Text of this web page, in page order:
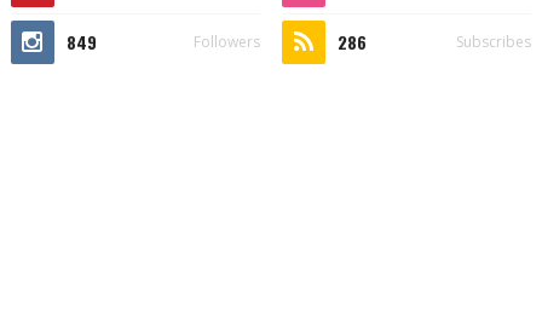
849 Followers 286 Subscribes